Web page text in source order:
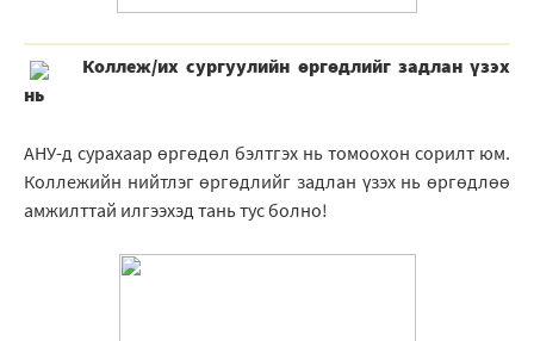
Коллеж/их сургуулийн өргөдлийг задлан үзэх
нь
АНУ-д сурахаар өргөдөл бэлтгэх нь томоохон сорилт юм.
Коллежийн нийтлэг өргөдлийг задлан үзэх нь өргөдлөө
амжилттай илгээхэд тань тус болно!